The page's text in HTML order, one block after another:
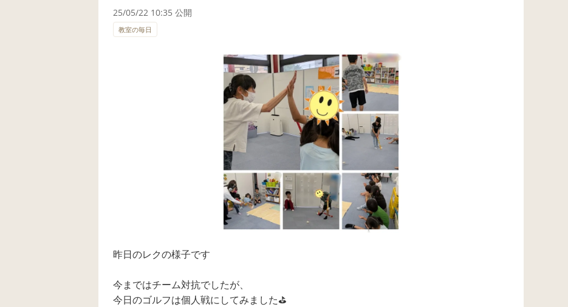
25/05/22 10:35 公開
教室の毎日
昨日のレクの様子です
今まではチーム対抗でしたが、
今日のゴルフは個人戦にしてみました⛳